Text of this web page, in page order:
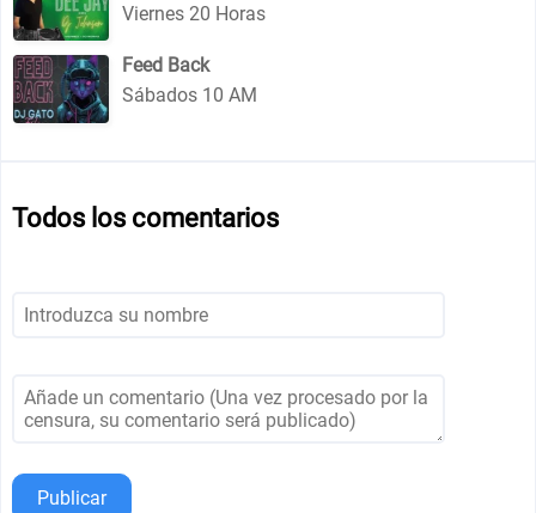
Viernes 20 Horas
Feed Back
Sábados 10 AM
Todos los comentarios
Publicar